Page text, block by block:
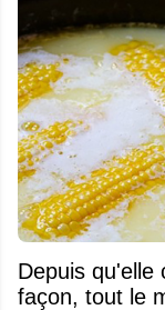
Depuis qu'elle
façon, tout le